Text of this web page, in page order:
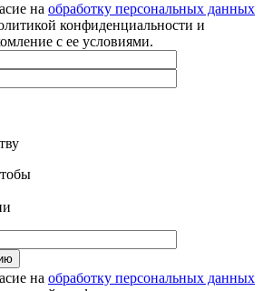
на обработку персональных данных
конфиденциальности и
с ее условиями.
на обработку персональных данных